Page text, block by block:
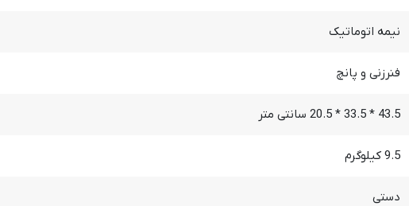
نیمه اتوماتیک
فنرزنی و پانچ
43.5 * 33.5 * 20.5 سانتی متر
9.5 کیلوگرم
دستی